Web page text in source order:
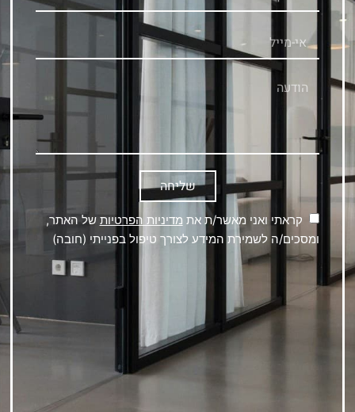
שליחה
קראתי ואני מאשר/ת את מדיניות הפרטיות של האתר,
ומסכים/ה לשמירת המידע לצורך טיפול בפנייתי (חובה)